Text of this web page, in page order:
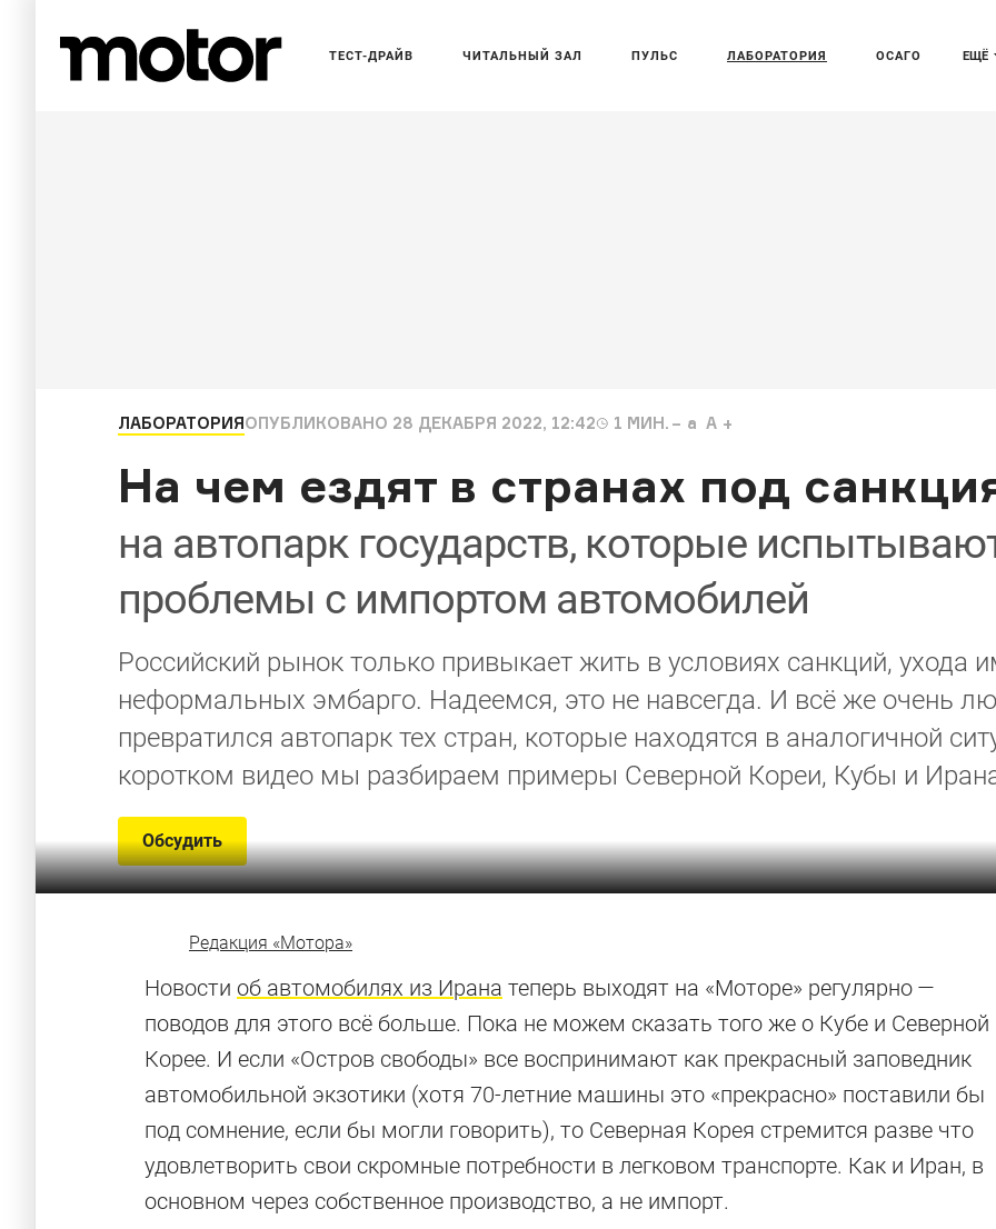
ЕЩЁ
ТЕСТ-ДРАЙВ ЧИТАЛЬНЫЙ ЗАЛ ПУЛЬС ЛАБОРАТОРИЯ ОСАГО
ЛАБОРАТОРИЯОПУБЛИКОВАНО 28 ДЕКАБРЯ 2022, 12:42 1 МИН. a A
На чем ездят в странах под
на автопарк государств, которые
проблемы с импортом автомобилей
Российский рынок только привыкает жить в условиях санкций, ухода
неформальных эмбарго. Надеемся, это не навсегда. И всё же очень
превратился автопарк тех стран, которые находятся в аналогичной
коротком видео мы разбираем примеры Северной Кореи, Кубы и
Обсудить
Редакция «Мотора»
Новости об автомобилях из Ирана теперь выходят на «Моторе» регулярно —
поводов для этого всё больше. Пока не можем сказать того же о Кубе и Северной
Корее. И если «Остров свободы» все воспринимают как прекрасный заповедник
автомобильной экзотики (хотя 70-летние машины это «прекрасно» поставили бы
под сомнение, если бы могли говорить), то Северная Корея стремится разве что
удовлетворить свои скромные потребности в легковом транспорте. Как и Иран, в
основном через собственное производство, а не импорт.